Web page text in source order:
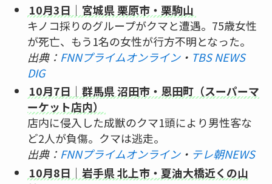
10月3日｜宮城県 栗原市・栗駒山
キノコ採りのグループがクマと遭遇。75歳女性
が死亡、もう1名の女性が行方不明となった。
出典： FNNプライムオンライン・ TBS NEWS
DIG
10月7日｜群馬県 沼田市・恩田町（スーパーマ
ーケット店内）
店内に侵入した成獣のクマ1頭により男性客な
ど2人が負傷。クマは逃走。
出典： FNNプライムオンライン・ テレ朝NEWS
10月8日｜岩手県 北上市・夏油大橋近くの山